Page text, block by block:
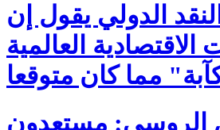
الدولي يقول إن
الاقتصادية العالمية
مما كان متوقعا
الروسي: مستعدون